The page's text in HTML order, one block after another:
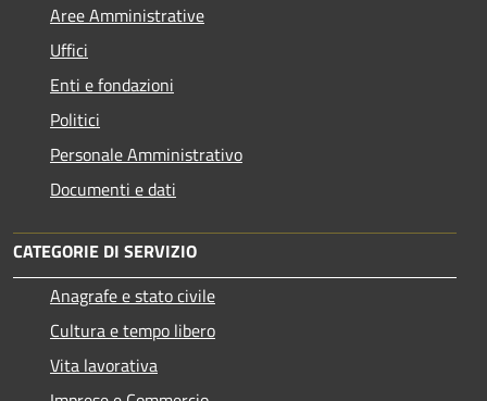
Aree Amministrative
Uffici
Enti e fondazioni
Politici
Personale Amministrativo
Documenti e dati
CATEGORIE DI SERVIZIO
Anagrafe e stato civile
Cultura e tempo libero
Vita lavorativa